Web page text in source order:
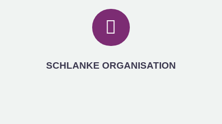
SCHLANKE ORGANISATION